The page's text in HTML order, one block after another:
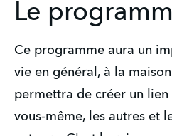
Le
Ce programme aura un
vie en général, à la
permettra de créer un
vous-même, les autres et